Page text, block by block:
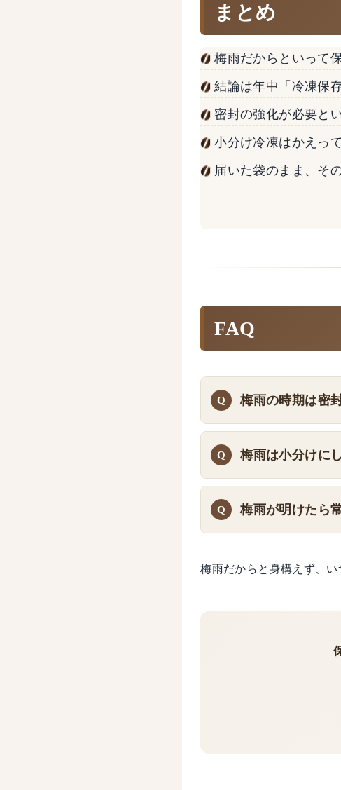
まとめ
梅雨だからといって
結論は年中「冷凍保
密封の強化が必要と
小分け冷凍はかえっ
届いた袋のまま、そ
FAQ
梅雨の時期は密
梅雨は小分けに
梅雨が明けたら
梅雨だからと身構えず、